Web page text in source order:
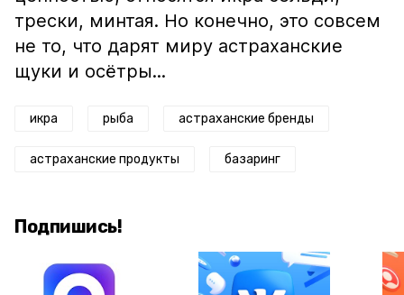
трески, минтая. Но конечно, это совсем
не то, что дарят миру астраханские
щуки и осётры...
икра рыба астраханские бренды
астраханские продукты базаринг
Подпишись!